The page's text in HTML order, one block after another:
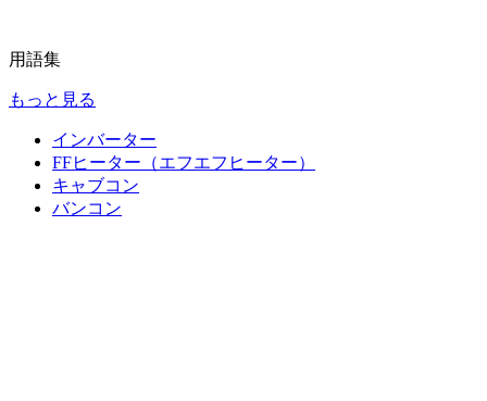
用語集
もっと見る
インバーター
FFヒーター（エフエフヒーター）
キャブコン
バンコン